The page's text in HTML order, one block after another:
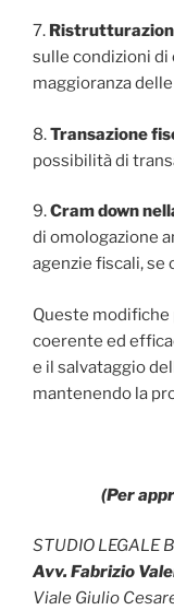
7.
sulle condizioni di
maggioranza
8.Transazione
possibilità di
9.Cram down
di omologazione
agenzie fiscali, se
Queste modifiche
coerente ed
e il salvataggio
mantenendo la
(Per
STUDIO LEGALE
Avv. Fabrizio
Viale Giulio